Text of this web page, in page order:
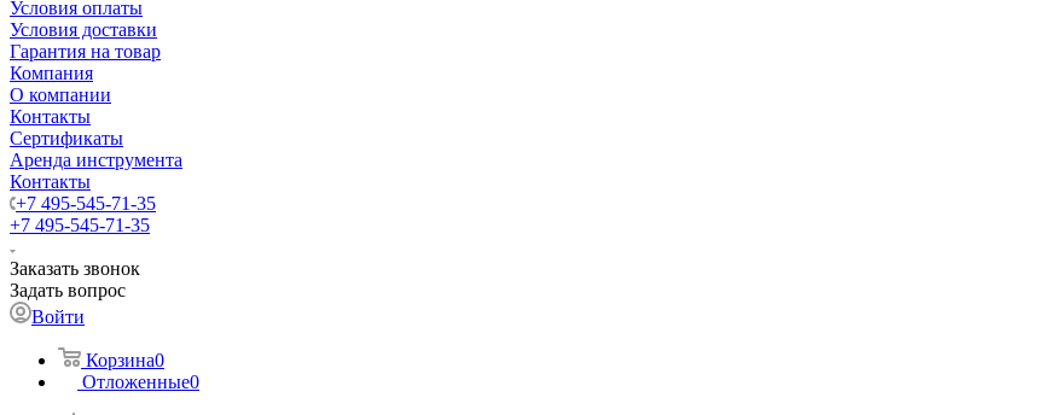
Условия оплаты
Условия доставки
Гарантия на товар
Компания
О компании
Контакты
Сертификаты
Аренда инструмента
Контакты
+7 495-545-71-35
+7 495-545-71-35
Заказать звонок
Задать вопрос
Войти
Корзина0
Отложенные0